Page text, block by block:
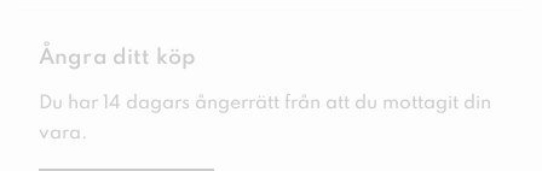
Ångra ditt köp
Du har 14 dagars ångerrätt från att du mottagit din
vara.